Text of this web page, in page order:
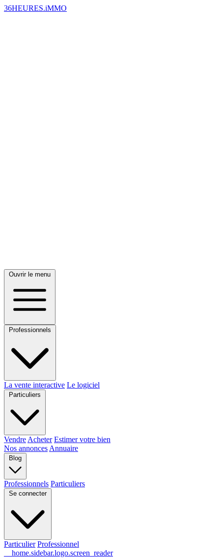
36HEURES.iMMO
Ouvrir le menu
Professionnels
La vente interactive Le logiciel
Particuliers
Vendre Acheter Estimer votre bien
Nos annonces Annuaire
Blog
Professionnels Particuliers
Se connecter
Particulier Professionnel
__home.sidebar.logo.screen_reader